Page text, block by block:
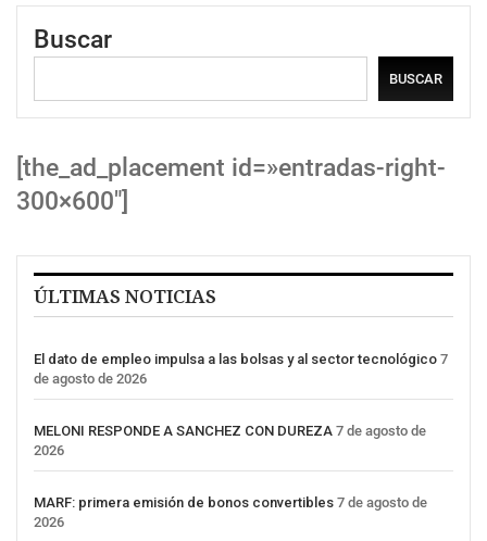
Buscar
BUSCAR
[the_ad_placement id=»entradas-right-
300×600″]
ÚLTIMAS NOTICIAS
El dato de empleo impulsa a las bolsas y al sector tecnológico 7
de agosto de 2026
MELONI RESPONDE A SANCHEZ CON DUREZA 7 de agosto de
2026
MARF: primera emisión de bonos convertibles 7 de agosto de
2026